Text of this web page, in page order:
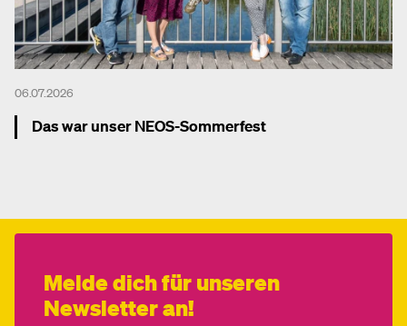
06.07.2026
Das war unser NEOS-Sommerfest
Melde dich für unseren
Newsletter an!